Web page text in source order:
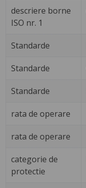
descriere borne
ISO nr. 1
Standarde
Standarde
Standarde
rata de operare
rata de operare
categorie de
protectie